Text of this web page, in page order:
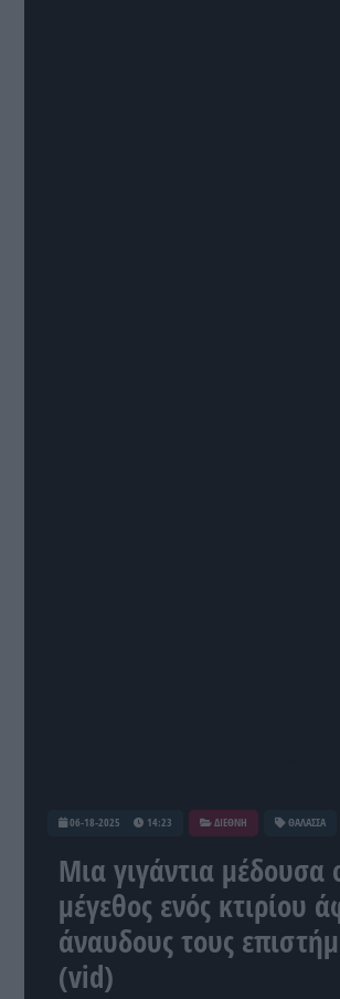
06-18-2025 14:23 ΔΙΕΘΝΗ ΘΑΛΑΣΣΑ
Μια γιγάντια μέδουσα
μέγεθος ενός κτιρίου
άναυδους τους
(vid)